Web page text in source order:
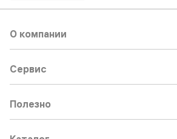
О компании
Сервис
Полезно